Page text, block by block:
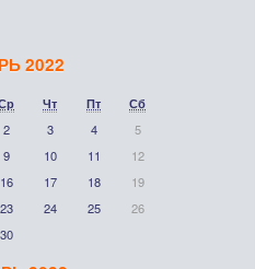
2022
Чт Пт
Сб
2 3 4
5
9 10 11
12
16 17 18
19
23 24 25
26
30